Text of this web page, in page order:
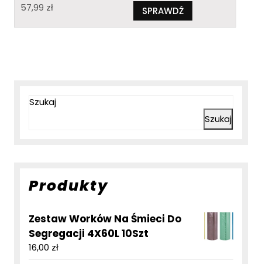
57,99 zł SPRAWDŹ
Szukaj
Szukaj
Produkty
Zestaw Worków Na Śmieci Do
Segregacji 4X60L 10Szt
16,00 zł